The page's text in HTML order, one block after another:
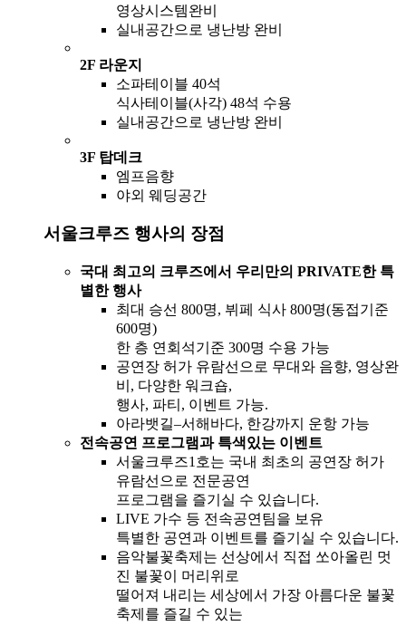
영상시스템완비
실내공간으로 냉난방 완비
2F 라운지
소파테이블 40석
식사테이블(사각) 48석 수용
실내공간으로 냉난방 완비
3F 탑데크
엠프음향
야외 웨딩공간
서울크루즈 행사의 장점
국대 최고의 크루즈에서 우리만의 PRIVATE한 특
별한 행사
최대 승선 800명, 뷔페 식사 800명(동접기준
600명)
한 층 연회석기준 300명 수용 가능
공연장 허가 유람선으로 무대와 음향, 영상완
비, 다양한 워크숍,
행사, 파티, 이벤트 가능.
아라뱃길–서해바다, 한강까지 운항 가능
전속공연 프로그램과 특색있는 이벤트
서울크루즈1호는 국내 최초의 공연장 허가
유람선으로 전문공연
프로그램을 즐기실 수 있습니다.
LIVE 가수 등 전속공연팀을 보유
특별한 공연과 이벤트를 즐기실 수 있습니다.
음악불꽃축제는 선상에서 직접 쏘아올린 멋
진 불꽃이 머리위로
떨어져 내리는 세상에서 가장 아름다운 불꽃
축제를 즐길 수 있는